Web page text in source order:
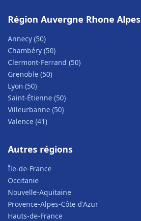
Région Auvergne Rhone Alpes
Annecy (50)
Chambéry (50)
Clermont-Ferrand (50)
Grenoble (50)
Lyon (50)
Saint-Étienne (50)
Villeurbanne (50)
Valence (41)
Autres régions
Île-de-France
Occitanie
Nouvelle-Aquitaine
Provence-Alpes-Côte d'Azur
Hauts-de-France